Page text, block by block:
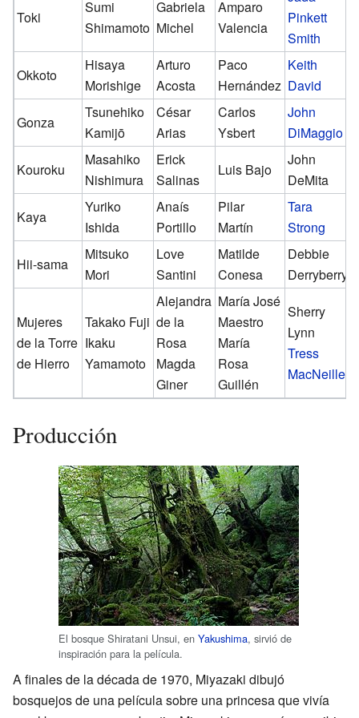
Toki
Sumi
Shimamoto
Gabriela
Michel
Amparo
Valencia
Pinkett
Smith
Okkoto
Hisaya
Morishige
Arturo
Acosta
Paco
Hernández
Keith
David
Gonza
Tsunehiko
Kamijō
César
Arias
Carlos
Ysbert
John
DiMaggio
Kouroku
Masahiko
Nishimura
Erick
Salinas
Luis Bajo
John
DeMita
Kaya
Yuriko
Ishida
Anaís
Portillo
Pilar
Martín
Tara
Strong
Hii-sama
Mitsuko
Mori
Love
Santini
Matilde
Conesa
Debbie
Derryberry
Mujeres
de la Torre
de Hierro
Takako Fuji
Ikaku
Yamamoto
Alejandra
de la
Rosa
Magda
Giner
María José
Maestro
María
Rosa
Guillén
Sherry
Lynn
Tress
MacNeille
Producción
El bosque Shiratani Unsui, en Yakushima, sirvió de
inspiración para la película.
A finales de la década de 1970, Miyazaki dibujó
bosquejos de una película sobre una princesa que vivía